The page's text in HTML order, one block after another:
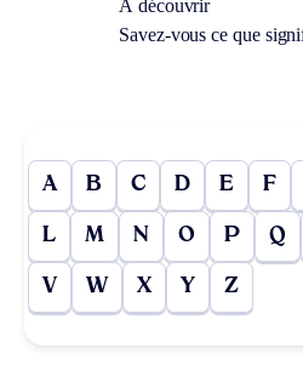
À découvrir
Savez-vous ce que
A B C D E F
L M N O P Q
V W X Y Z